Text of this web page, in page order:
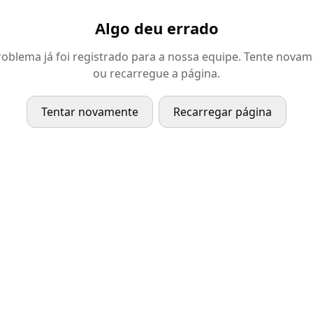
Algo deu errado
já foi registrado para a nossa equipe. Tente
ou recarregue a página.
Tentar novamente Recarregar página